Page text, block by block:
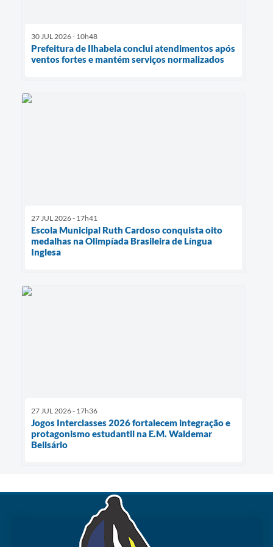
30 JUL 2026 - 10h48
Prefeitura de Ilhabela conclui atendimentos após
ventos fortes e mantém serviços normalizados
27 JUL 2026 - 17h41
Escola Municipal Ruth Cardoso conquista oito
medalhas na Olimpíada Brasileira de Língua
Inglesa
27 JUL 2026 - 17h36
Jogos Interclasses 2026 fortalecem integração e
protagonismo estudantil na E.M. Waldemar
Belisário